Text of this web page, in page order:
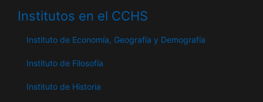
Institutos en el CCHS
Instituto de Economía, Geografía y Demografía
Instituto de Filosofía
Instituto de Historia